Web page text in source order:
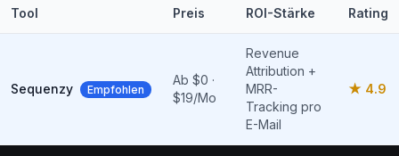
Tool Preis ROI-Stärke Rating
Sequenzy Empfohlen
Ab $0 ·
$19/Mo
Revenue
Attribution +
MRR-
Tracking pro
E-Mail
★ 4.9